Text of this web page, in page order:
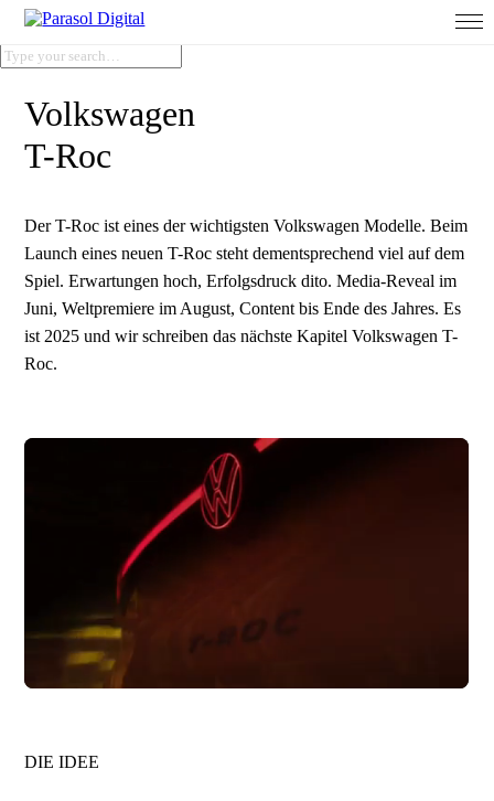
Volkswagen
T-Roc
Der T-Roc ist eines der wichtigsten Volkswagen Modelle. Beim
Launch eines neuen T-Roc steht dementsprechend viel auf dem
Spiel. Erwartungen hoch, Erfolgsdruck dito. Media-Reveal im
Juni, Weltpremiere im August, Content bis Ende des Jahres. Es
ist 2025 und wir schreiben das nächste Kapitel Volkswagen T-
Roc.
DIE IDEE